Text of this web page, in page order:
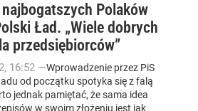
Polaków
Ład. „Wiele dobrych
przedsiębiorców”
, 16:52 —Wprowadzenie przez PiS
od początku spotyka się z falą
jednak pamiętać, że sama idea
w swoim złożeniu jest jak